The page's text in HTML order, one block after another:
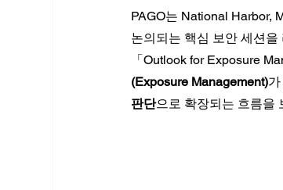
PAGO는 National Harbor,
논의되는 핵심 보안 세션
「Outlook for Exposure
(Exposure Management)
판단으로 확장되는 흐름을